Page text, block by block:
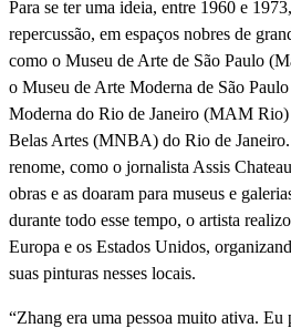
Para se ter uma ideia, entre 1960 e
repercussão, em espaços nobres de
como o Museu de Arte de São Paulo
o Museu de Arte Moderna de São
Moderna do Rio de Janeiro (MAM
Belas Artes (MNBA) do Rio de Janeiro.
renome, como o jornalista Assis
obras e as doaram para museus e
durante todo esse tempo, o artista
Europa e os Estados Unidos,
suas pinturas nesses locais.
“Zhang era uma pessoa muito ativa. Eu